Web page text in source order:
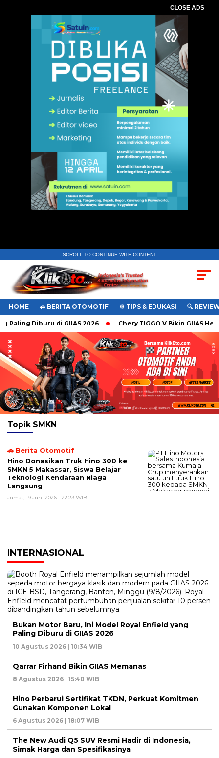
CLOSE ADS
SCROLL TO CONTINUE WITH CONTENT
HOME 🚗 BERITA OTOMOTIF ⚙️ TIPS & EDUKASI 🔍
Diburu di GIIAS 2026 Chery TIGGO V Bikin GIIAS
Topik SMKN
🚗 Berita Otomotif
Hino Donasikan Truk Hino 300 ke
SMKN 5 Makassar, Siswa Belajar
Teknologi Kendaraan Niaga
Langsung
Jumat, 19 Juni 2026 - 22:23 WIB
INTERNASIONAL
Bukan Motor Baru, Ini Model Royal Enfield yang
Paling Diburu di GIIAS 2026
10 Agustus 2026 | 10:34 WIB
Qarrar Firhand Bikin GIIAS Memanas
8 Agustus 2026 | 15:40 WIB
Hino Perbarui Sertifikat TKDN, Perkuat Komitmen
Gunakan Komponen Lokal
6 Agustus 2026 | 18:07 WIB
The New Audi Q5 SUV Resmi Hadir di Indonesia,
Simak Harga dan Spesifikasinya